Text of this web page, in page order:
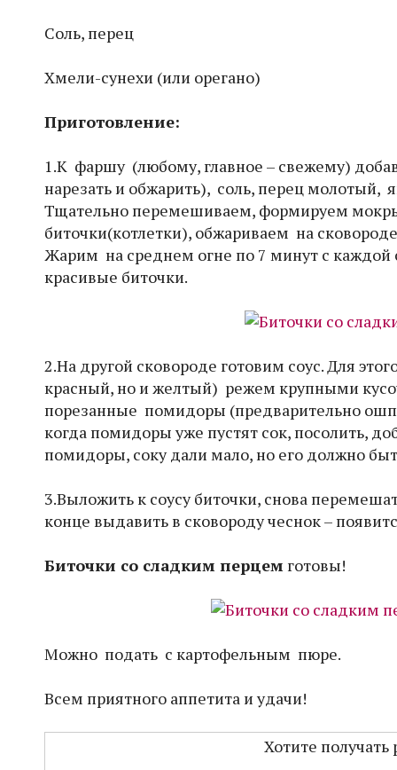
Соль, перец
Хмели-сунехи (или орегано)
Приготовление:
1.К фаршу (любому, главное – свежему)
нарезать и обжарить), соль, перец
Тщательно перемешиваем, формируем
биточки(котлетки), обжариваем на
Жарим на среднем огне по 7 минут с каждой
красивые биточки.
2.На другой сковороде готовим соус. Для
красный, но и желтый) режем крупными
порезанные помидоры (предварительно
когда помидоры уже пустят сок, посолить,
помидоры, соку дали мало, но его должно
3.Выложить к соусу биточки, снова
конце выдавить в сковороду чеснок –
Биточки со сладким перцем готовы!
Можно подать с картофельным пюре.
Всем приятного аппетита и удачи!
Хотите